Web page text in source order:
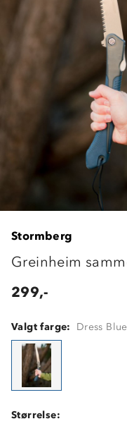
Stormberg
Greinheim
299,-
Valgt farge: Dress
Størrelse: